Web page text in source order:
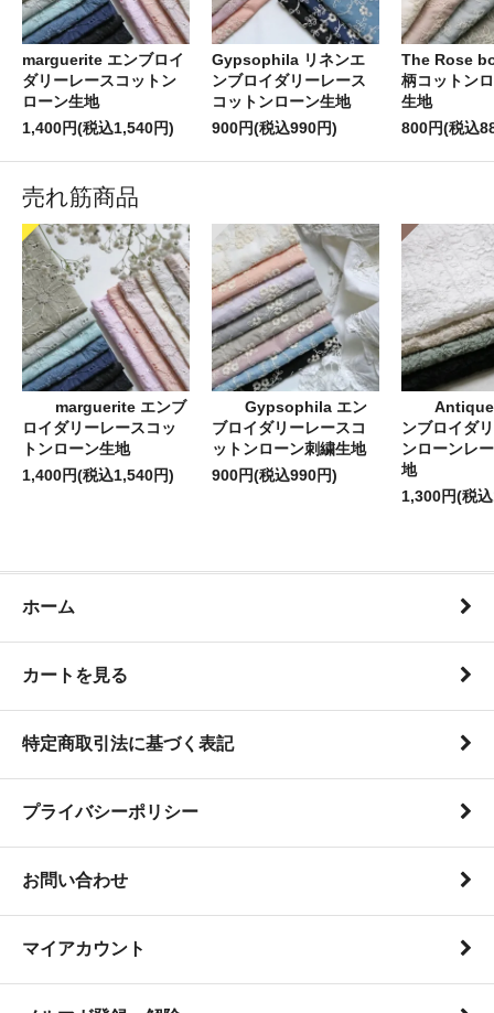
marguerite エンブロイ
ダリーレースコットン
ローン生地
1,400円(税込1,540円)
Gypsophila リネンエ
ンブロイダリーレース
コットンローン生地
900円(税込990円)
The Rose
柄コットン
生地
800円(税込
売れ筋商品
marguerite エンブ
ロイダリーレースコッ
トンローン生地
1,400円(税込1,540円)
Gypsophila エン
ブロイダリーレースコ
ットンローン刺繍生地
900円(税込990円)
ンブロイダ
ンローンレ
地
1,300円(税
ホーム
カートを見る
特定商取引法に基づく表記
プライバシーポリシー
お問い合わせ
マイアカウント